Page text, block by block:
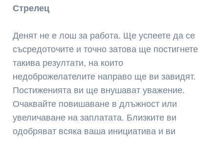
Стрелец
Денят не е лош за работа. Ще успеете да се
съсредоточите и точно затова ще постигнете
такива резултати, на които
недоброжелателите направо ще ви завидят.
Постиженията ви ще внушават уважение.
Очаквайте повишаване в длъжност или
увеличаване на заплатата. Близките ви
одобряват всяка ваша инициатива и ви